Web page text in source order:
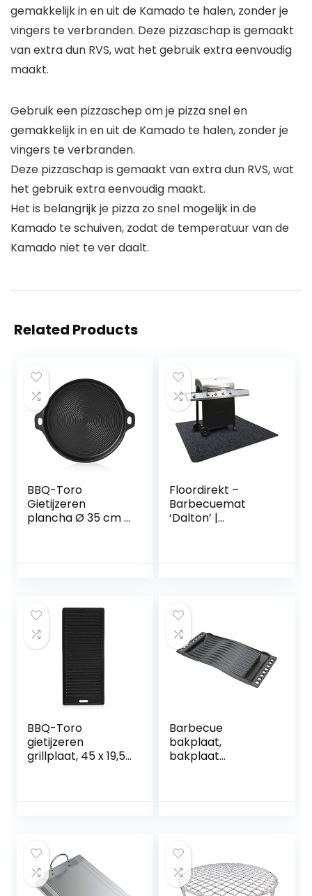
gemakkelijk in en uit de Kamado te halen, zonder je
vingers te verbranden. Deze pizzaschap is gemaakt
van extra dun RVS, wat het gebruik extra eenvoudig
maakt.
Gebruik een pizzaschep om je pizza snel en
gemakkelijk in en uit de Kamado te halen, zonder je
vingers te verbranden.
Deze pizzaschap is gemaakt van extra dun RVS, wat
het gebruik extra eenvoudig maakt.
Het is belangrijk je pizza zo snel mogelijk in de
Kamado te schuiven, zodat de temperatuur van de
Kamado niet te ver daalt.
Related Products
BBQ-Toro
Gietijzeren
plancha Ø 35 cm |
nog veel meer
Floordirekt –
Barbecuemat
‘Dalton’ |
| antraciet
BBQ-Toro
gietijzeren
grillplaat, 45 x 19,5
gasgrill,
houtskoolgrill
Barbecue
bakplaat,
bakplaat